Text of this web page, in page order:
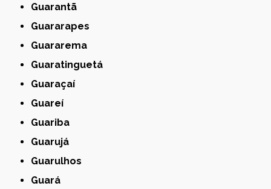
Guarantã
Guararapes
Guararema
Guaratinguetá
Guaraçaí
Guareí
Guariba
Guarujá
Guarulhos
Guará